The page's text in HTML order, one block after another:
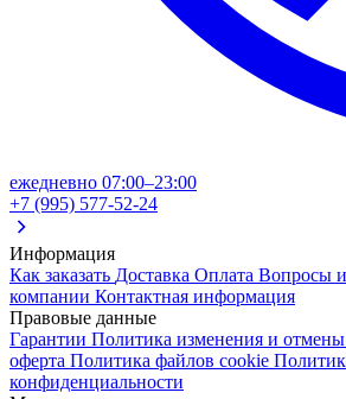
ежедневно 07:00–23:00
+7 (995) 577-52-24
Информация
Как заказать Доставка Оплата Вопросы
компании Контактная информация
Правовые данные
Гарантии Политика изменения и отмены
оферта Политика файлов cookie
конфиденциальности